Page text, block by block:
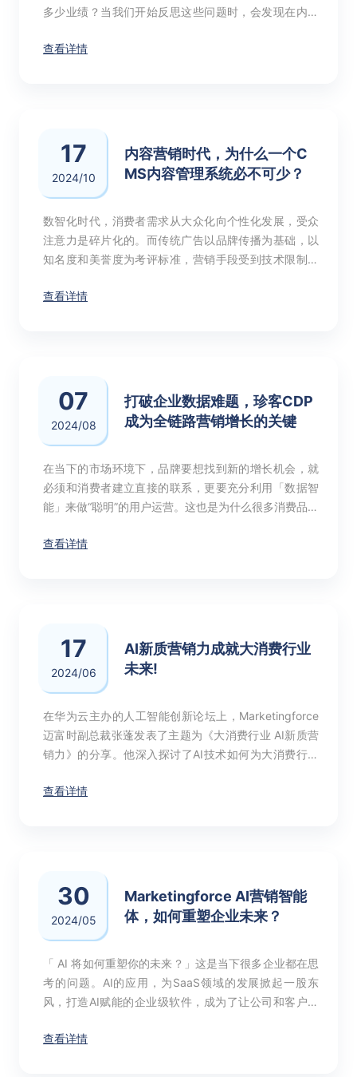
多少业绩？当我们开始反思这些问题时，会发现在内卷
的营销路径和模式上已经没有太多可优化的空间。这个
查看详情
17
2024/10
内容营销时代，为什么一个C
MS内容管理系统必不可少？
数智化时代，消费者需求从大众化向个性化发展，受众
注意力是碎片化的。而传统广告以品牌传播为基础，以
知名度和美誉度为考评标准，营销手段受到技术限制，
查看详情
07
2024/08
打破企业数据难题，珍客CDP
成为全链路营销增长的关键
在当下的市场环境下，品牌要想找到新的增长机会，就
必须和消费者建立直接的联系，更要充分利用「数据智
能」来做“聪明”的用户运营。这也是为什么很多消费品提
销模式，众多零售品牌提出「会员制」。
查看详情
17
2024/06
AI新质营销力成就大消费行业
未来!
在华为云主办的人工智能创新论坛上，Marketingforce
迈富时副总裁张蓬发表了主题为《大消费行业 AI新质营
销力》的分享。他深入探讨了AI技术如何为大消费行业
e大模型为企业提供新质营销力的实践经验。
查看详情
30
2024/05
Marketingforce AI营销智能
体，如何重塑企业未来？
「 AI 将如何重塑你的未来？」这是当下很多企业都在思
考的问题。AI的应用，为SaaS领域的发展掀起一股东
风，打造AI赋能的企业级软件，成为了让公司和客户共
e，把AI生产力和更广阔的增长潜力带到了各行各业面
查看详情